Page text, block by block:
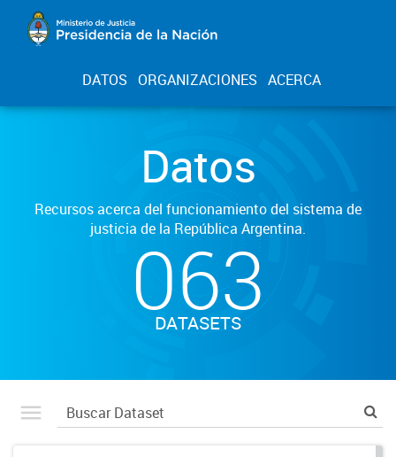
DATOS ORGANIZACIONES ACERCA
Datos
Recursos acerca del funcionamiento del sistema de
justicia de la República Argentina.
063
DATASETS